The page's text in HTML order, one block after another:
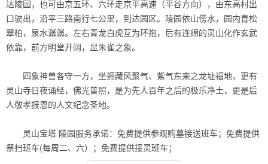
达陵园，也可由京五环、六环走京平高速（平谷方向），由东高村出
口驶出，沿平三路南行七公里，到达园区。陵园依山傍水，园内青松
翠柏，泉水潺潺。左右青龙白虎互为环抱，后有连绵的灵山化作玄武
依靠，前方明堂开阔，显朱雀之象。
四象神兽各守一方，坐拥藏风聚气、紫气东来之龙址福地，更有
灵山寺日夜诵经，佛光普照，是为先人百年之后的极乐净土，更是后
人敬孝报恩的人文纪念圣地。
灵山宝塔 陵园服务承诺：免费提供参观购墓接送班车；免费提供
祭扫班车(每周二、六）；免费提供接灵班车；